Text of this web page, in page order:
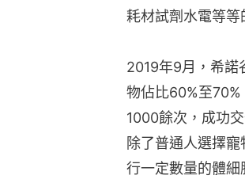
耗材試劑水電等等
2019年9月，希諾
物佔比60%至
1000餘次，成功
除了普通人選擇
行一定數量的體細